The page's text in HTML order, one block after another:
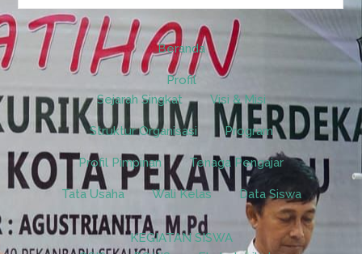
Beranda
Profil
Sejarah Singkat
Visi & Misi
Struktur Organisasi Program
Profil Pimpinan Tenaga Pengajar
Tata Usaha Wali Kelas Data Siswa
KEGIATAN SISWA